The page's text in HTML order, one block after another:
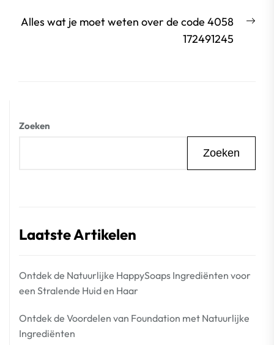
Alles wat je moet weten over de code 4058
172491245
Zoeken
Zoeken
Laatste Artikelen
Ontdek de Natuurlijke HappySoaps Ingrediënten voor
een Stralende Huid en Haar
Ontdek de Voordelen van Foundation met Natuurlijke
Ingrediënten